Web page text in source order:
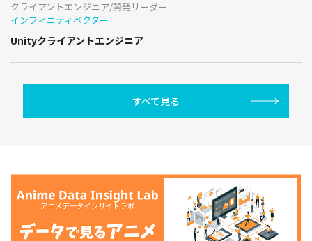
クライアントエンジニア/開発リーダー
インフィニティベクター
Unityクライアントエンジニア
すべて見る